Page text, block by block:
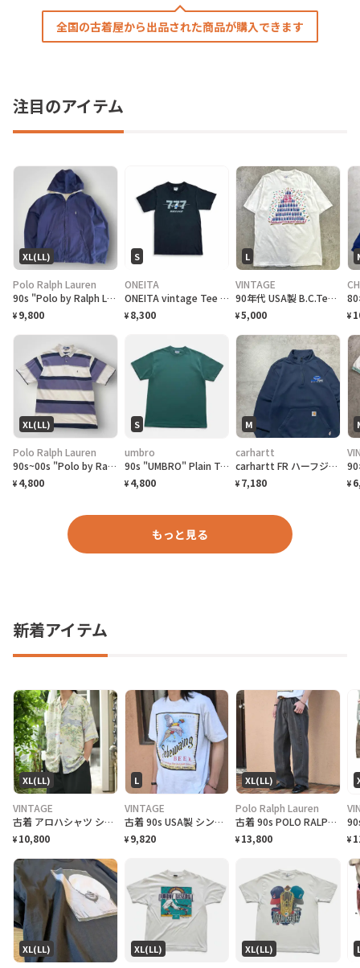
全国の古着屋から出品された商品が購入できます
注目のアイテム
XL(LL)
Polo Ralph Lauren
90s "Polo by Ralph Lauren" Reversible Hoodie Jacket ポロ ラルフローレン リバーシブル ジャケット[XL]
¥ 9,800
S
ONEITA
ONEITA vintage Tee シングルステッチ Tシャツ BOEING ボーイング
¥ 8,300
L
VINTAGE
90年代 USA製 B.C.Tee celebrate アートプリントTシャツ メンズL相当 古着 90s VINTAGE ヴィンテージ カナダ BC州 100周年記念 シングルステッチ 白色
¥5,000 ¥
XL(LL)
Polo Ralph Lauren
90s~00s "Polo by Ralph Lauren" S/S Border Polo Shirt ラルフローレン ボーダー ポロシャツ [XL]
¥ 4,800
S
umbro
90s "UMBRO" Plain T-Shirt アンブロ 無地Tシャツ [S]
¥ 4,800
M
carhartt
carhartt FR ハーフジップ 刺繍企業ロゴ ネイビー スウェット
¥ 7,180 ¥
もっと見る
新着アイテム
XL(LL)
VINTAGE
古着 アロハシャツ シルクシャツ レーヨンシャツ 柄シャツ 総柄シャツ
¥ 10,800
L
VINTAGE
古着 90s USA製 シングルステッチ ビール プロモーション Tシャツ
¥ 9,820
XL(LL)
Polo Ralph Lauren
古着 90s POLO RALPH LAUREN 先染め ブラックデニム デニム
¥ 13,800 ¥
XL(LL) XL(LL) XL(LL)